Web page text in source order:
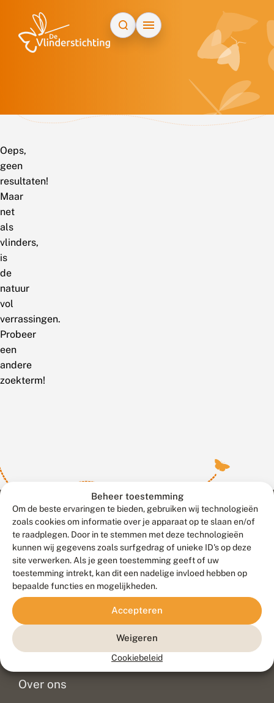
Beheer toestemming
Om de beste ervaringen te bieden, gebruiken wij technologieën
zoals cookies om informatie over je apparaat op te slaan en/of
te raadplegen. Door in te stemmen met deze technologieën
kunnen wij gegevens zoals surfgedrag of unieke ID's op deze
site verwerken. Als je geen toestemming geeft of uw
toestemming intrekt, kan dit een nadelige invloed hebben op
bepaalde functies en mogelijkheden.
Accepteren
Weigeren
Cookiebeleid
Oeps,
geen
resultaten!
Maar
net
als
vlinders,
is
de
natuur
vol
verrassingen.
Probeer
een
andere
zoekterm!
Contact
Veelgestelde vragen
Doneer
Over ons
Meld waarnemingen© 2026 Vlinderstichting
Duurzaam ontwikkeld door
Go2People
, ontworpen door
Blue Field Agency
Privacy
Disclaimer
Sitemap